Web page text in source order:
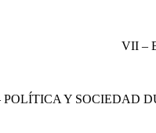
VII –
POLÍTICA Y SOCIEDAD